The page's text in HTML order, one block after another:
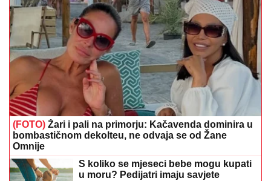
(FOTO) Žari i pali na primorju: Kačavenda dominira u
bombastičnom dekolteu, ne odvaja se od Žane
Omnije
S koliko se mjeseci bebe mogu kupati
u moru? Pedijatri imaju savjete